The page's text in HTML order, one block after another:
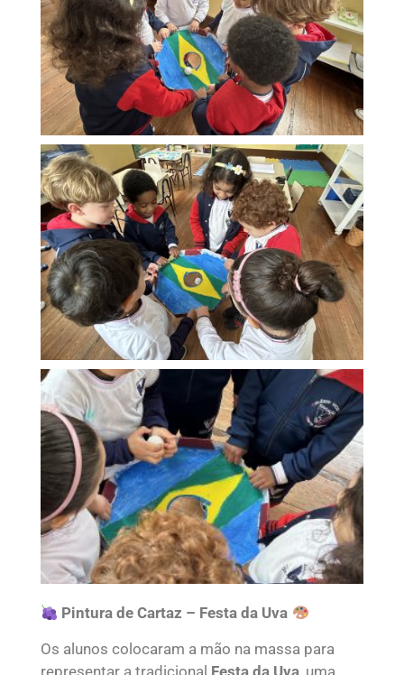
Pintura de Cartaz – Festa da Uva
Os alunos colocaram a mão na massa para
representar a tradicional Festa da Uva , uma